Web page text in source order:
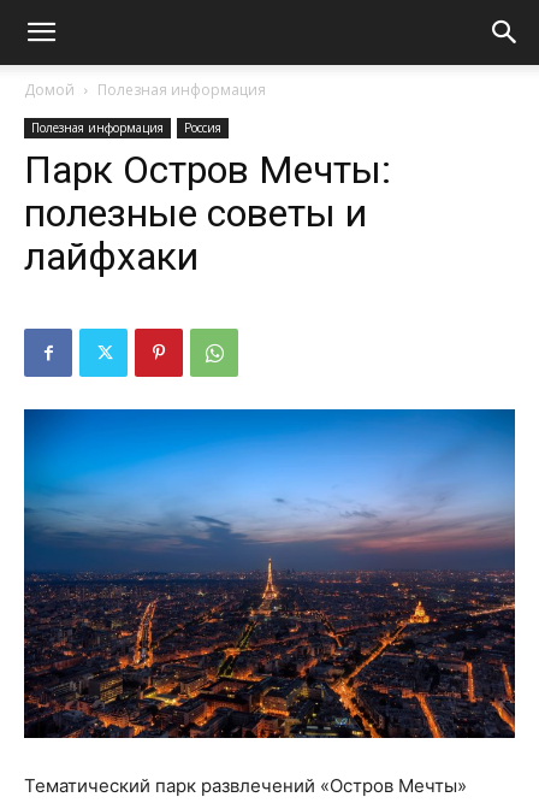
Домой Полезная информация
Полезная информация Россия
Парк Остров Мечты:
полезные советы и
лайфхаки
Тематический парк развлечений «Остров Мечты»